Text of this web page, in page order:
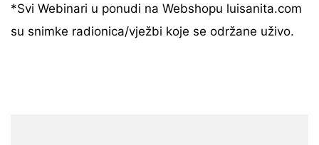
*Svi Webinari u ponudi na Webshopu luisanita.com
su snimke radionica/vježbi koje se održane uživo.